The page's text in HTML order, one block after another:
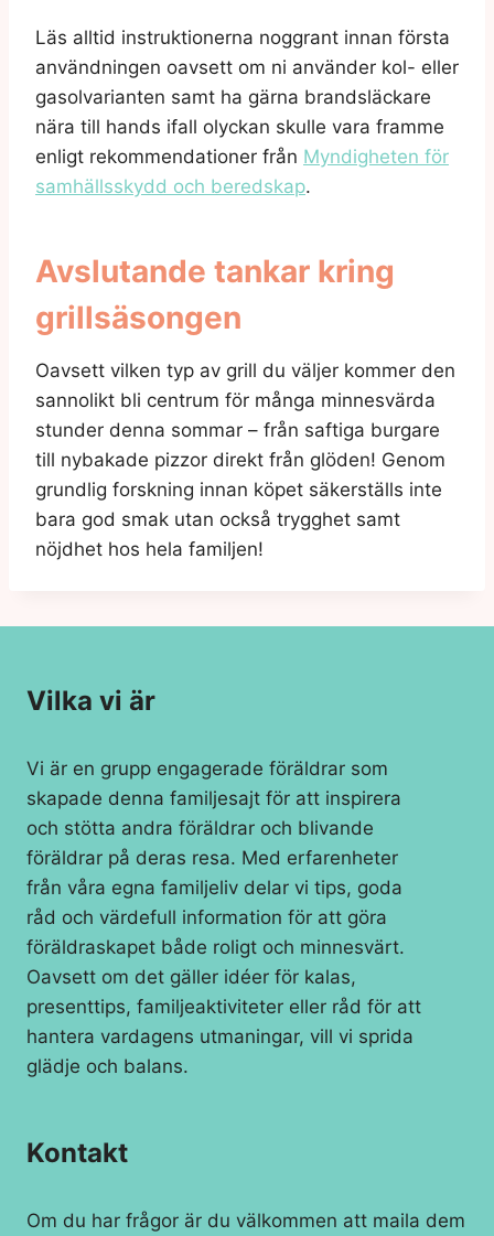
Läs alltid instruktionerna noggrant innan första
användningen oavsett om ni använder kol- eller
gasolvarianten samt ha gärna brandsläckare
nära till hands ifall olyckan skulle vara framme
enligt rekommendationer från Myndigheten för
samhällsskydd och beredskap.
Avslutande tankar kring
grillsäsongen
Oavsett vilken typ av grill du väljer kommer den
sannolikt bli centrum för många minnesvärda
stunder denna sommar – från saftiga burgare
till nybakade pizzor direkt från glöden! Genom
grundlig forskning innan köpet säkerställs inte
bara god smak utan också trygghet samt
nöjdhet hos hela familjen!
Vilka vi är
Vi är en grupp engagerade föräldrar som
skapade denna familjesajt för att inspirera
och stötta andra föräldrar och blivande
föräldrar på deras resa. Med erfarenheter
från våra egna familjeliv delar vi tips, goda
råd och värdefull information för att göra
föräldraskapet både roligt och minnesvärt.
Oavsett om det gäller idéer för kalas,
presenttips, familjeaktiviteter eller råd för att
hantera vardagens utmaningar, vill vi sprida
glädje och balans.
Kontakt
Om du har frågor är du välkommen att maila dem